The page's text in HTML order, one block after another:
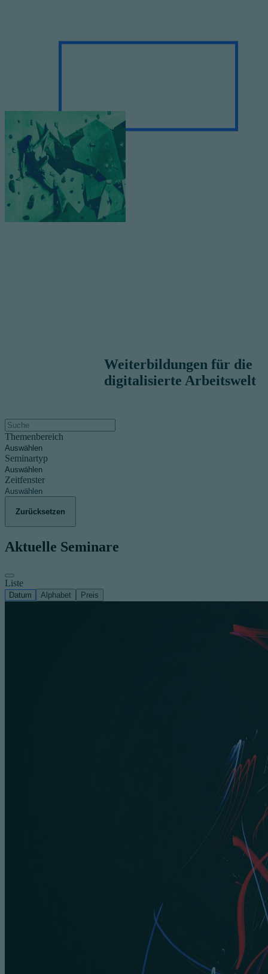
Weiterbildungen für die
digitalisierte Arbeitswelt
Themenbereich
Auswählen
Seminartyp
Auswählen
Zeitfenster
Auswählen
Zurücksetzen
Aktuelle Seminare
Liste
Datum Alphabet Preis